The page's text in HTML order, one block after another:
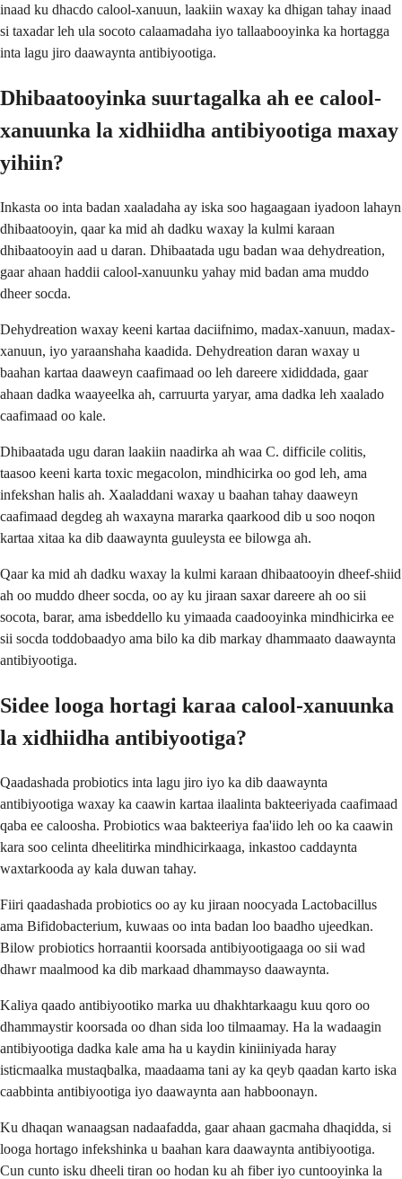
inaad ku dhacdo calool-xanuun, laakiin waxay ka dhigan tahay inaad
si taxadar leh ula socoto calaamadaha iyo tallaabooyinka ka hortagga
inta lagu jiro daawaynta antibiyootiga.
Dhibaatooyinka suurtagalka ah ee calool-
xanuunka la xidhiidha antibiyootiga maxay
yihiin?
Inkasta oo inta badan xaaladaha ay iska soo hagaagaan iyadoon lahayn
dhibaatooyin, qaar ka mid ah dadku waxay la kulmi karaan
dhibaatooyin aad u daran. Dhibaatada ugu badan waa dehydreation,
gaar ahaan haddii calool-xanuunku yahay mid badan ama muddo
dheer socda.
Dehydreation waxay keeni kartaa daciifnimo, madax-xanuun, madax-
xanuun, iyo yaraanshaha kaadida. Dehydreation daran waxay u
baahan kartaa daaweyn caafimaad oo leh dareere xididdada, gaar
ahaan dadka waayeelka ah, carruurta yaryar, ama dadka leh xaalado
caafimaad oo kale.
Dhibaatada ugu daran laakiin naadirka ah waa C. difficile colitis,
taasoo keeni karta toxic megacolon, mindhicirka oo god leh, ama
infekshan halis ah. Xaaladdani waxay u baahan tahay daaweyn
caafimaad degdeg ah waxayna mararka qaarkood dib u soo noqon
kartaa xitaa ka dib daawaynta guuleysta ee bilowga ah.
Qaar ka mid ah dadku waxay la kulmi karaan dhibaatooyin dheef-shiid
ah oo muddo dheer socda, oo ay ku jiraan saxar dareere ah oo sii
socota, barar, ama isbeddello ku yimaada caadooyinka mindhicirka ee
sii socda toddobaadyo ama bilo ka dib markay dhammaato daawaynta
antibiyootiga.
Sidee looga hortagi karaa calool-xanuunka
la xidhiidha antibiyootiga?
Qaadashada probiotics inta lagu jiro iyo ka dib daawaynta
antibiyootiga waxay ka caawin kartaa ilaalinta bakteeriyada caafimaad
qaba ee caloosha. Probiotics waa bakteeriya faa'iido leh oo ka caawin
kara soo celinta dheelitirka mindhicirkaaga, inkastoo caddaynta
waxtarkooda ay kala duwan tahay.
Fiiri qaadashada probiotics oo ay ku jiraan noocyada Lactobacillus
ama Bifidobacterium, kuwaas oo inta badan loo baadho ujeedkan.
Bilow probiotics horraantii koorsada antibiyootigaaga oo sii wad
dhawr maalmood ka dib markaad dhammayso daawaynta.
Kaliya qaado antibiyootiko marka uu dhakhtarkaagu kuu qoro oo
dhammaystir koorsada oo dhan sida loo tilmaamay. Ha la wadaagin
antibiyootiga dadka kale ama ha u kaydin kiniiniyada haray
isticmaalka mustaqbalka, maadaama tani ay ka qeyb qaadan karto iska
caabbinta antibiyootiga iyo daawaynta aan habboonayn.
Ku dhaqan wanaagsan nadaafadda, gaar ahaan gacmaha dhaqidda, si
looga hortago infekshinka u baahan kara daawaynta antibiyootiga.
Cun cunto isku dheeli tiran oo hodan ku ah fiber iyo cuntooyinka la